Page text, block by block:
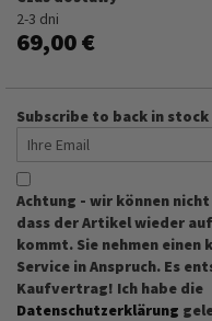
2-3 dni
69,00 €
Subscribe to back in
Achtung - wir können
dass der Artikel wieder
kommt. Sie nehmen einen
Service in Anspruch. Es
Kaufvertrag! Ich habe die
Datenschutzerklärung